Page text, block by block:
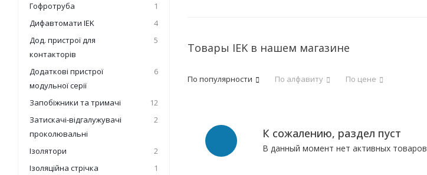
Товары IEK в нашем магазине
По популярности По алфавиту По цене
К сожалению, раздел пуст
В данный момент нет активных товаров
Гофротруба
1
Дифавтомати IEK
4
Дод. пристрої для
контакторів
5
Додаткові пристрої
модульної серії
6
Запобіжники та тримачі
12
Затискачі-відгалужувачі
проколювальні
2
Ізолятори
2
Ізоляційна стрічка
1